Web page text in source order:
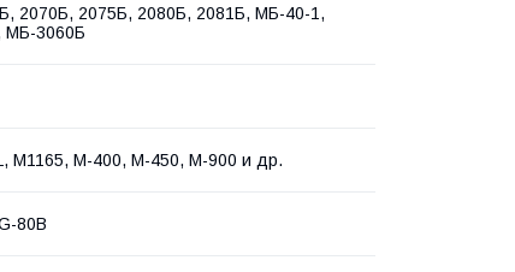
2070Б, 2075Б, 2080Б, 2081Б, МБ-40-1,
МБ-3060Б
M1165, M-400, M-450, M-900 и др.
80B